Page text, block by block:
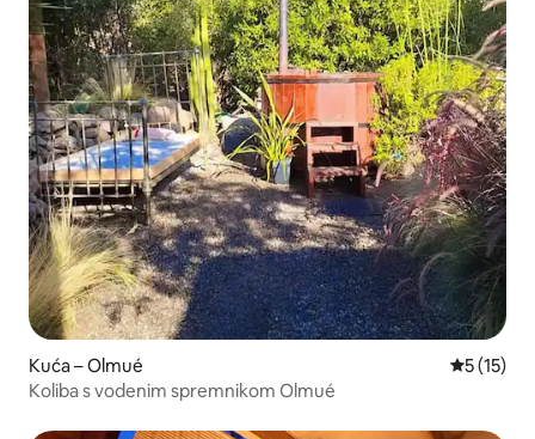
Kuća – Olmué Prosječna
5 (15)
Koliba s vodenim spremnikom Olmué